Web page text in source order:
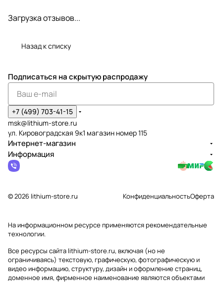
Загрузка отзывов...
Назад к списку
Подписаться на скрытую распродажу
+7 (499) 703-41-15
msk@lithium-store.ru
ул. Кировоградская 9к1 магазин номер 115
Интернет-магазин
Информация
© 2026 lithium-store.ru КонфиденциальностьОферта
На информационном ресурсе применяютсярекомендательные
технологии.
Все ресурсы сайта lithium-store.ru, включая (но не
ограничиваясь) текстовую, графическую, фотографическую и
видео информацию, структуру, дизайн и оформление страниц,
доменное имя, фирменное наименование являются объектами